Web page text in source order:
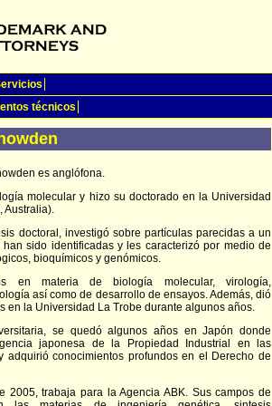
técnicos
es anglófona.
molecular y hizo su doctorado en la Universidad
Australia).
doctoral, investigó sobre partículas parecidas a un
sido identificadas y les caracterizó por medio de
bioquímicos y genómicos.
en materia de biología molecular, virología,
así como de desarrollo de ensayos. Además, dió
en la Universidad La Trobe durante algunos años.
se quedó algunos años en Japón donde
japonesa de la Propiedad Industrial en las
adquirió conocimientos profundos en el Derecho de
2005, trabaja para la Agencia ABK. Sus campos de